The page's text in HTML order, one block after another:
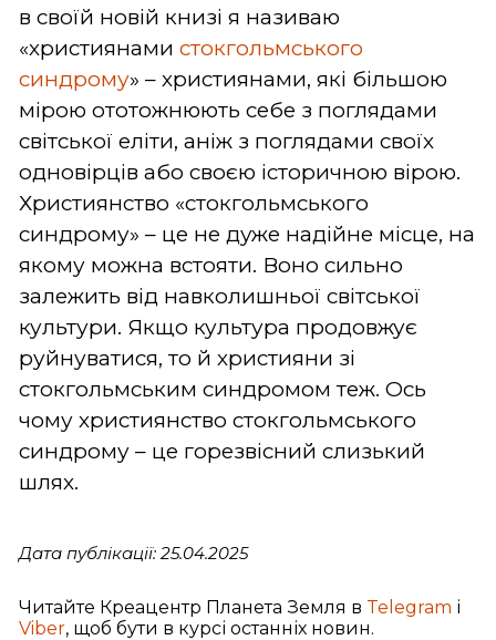
в своїй новій книзі я називаю
«християнами стокгольмського
синдрому» – християнами, які більшою
мірою ототожнюють себе з поглядами
світської еліти, аніж з поглядами своїх
одновірців або своєю історичною вірою.
Християнство «стокгольмського
синдрому» – це не дуже надійне місце, на
якому можна встояти. Воно сильно
залежить від навколишньої світської
культури. Якщо культура продовжує
руйнуватися, то й християни зі
стокгольмським синдромом теж. Ось
чому християнство стокгольмського
синдрому – це горезвісний слизький
шлях.
Дата публікації: 25.04.2025
Читайте Креацентр Планета Земля в Telegram і
Viber, щоб бути в курсі останніх новин.